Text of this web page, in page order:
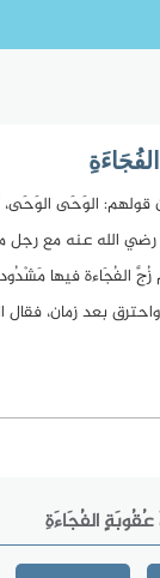
قولهم: الوَحَى
رضي الله عنه مع
الفُجَاءة فيها
بعد زمان،
الفُجَاءَةِ